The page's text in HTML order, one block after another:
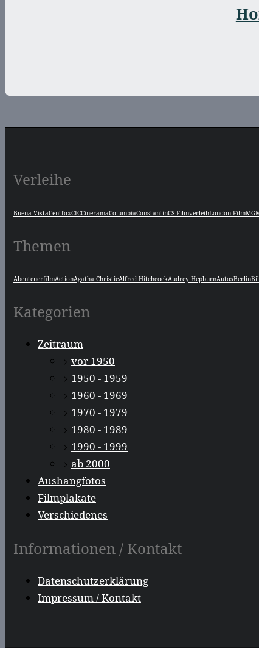
Verleihe
Buena VistaCentfoxCICCineramaColumbiaConstantinCS FilmverleihLondon Film
Themen
AbenteuerfilmActionAgatha ChristieAlfred HitchcockAudrey HepburnAutosBerlin
Kategorien
Zeitraum
vor 1950
1950 - 1959
1960 - 1969
1970 - 1979
1980 - 1989
1990 - 1999
ab 2000
Aushangfotos
Filmplakate
Verschiedenes
Informationen / Kontakt
Datenschutzerklärung
Impressum / Kontakt